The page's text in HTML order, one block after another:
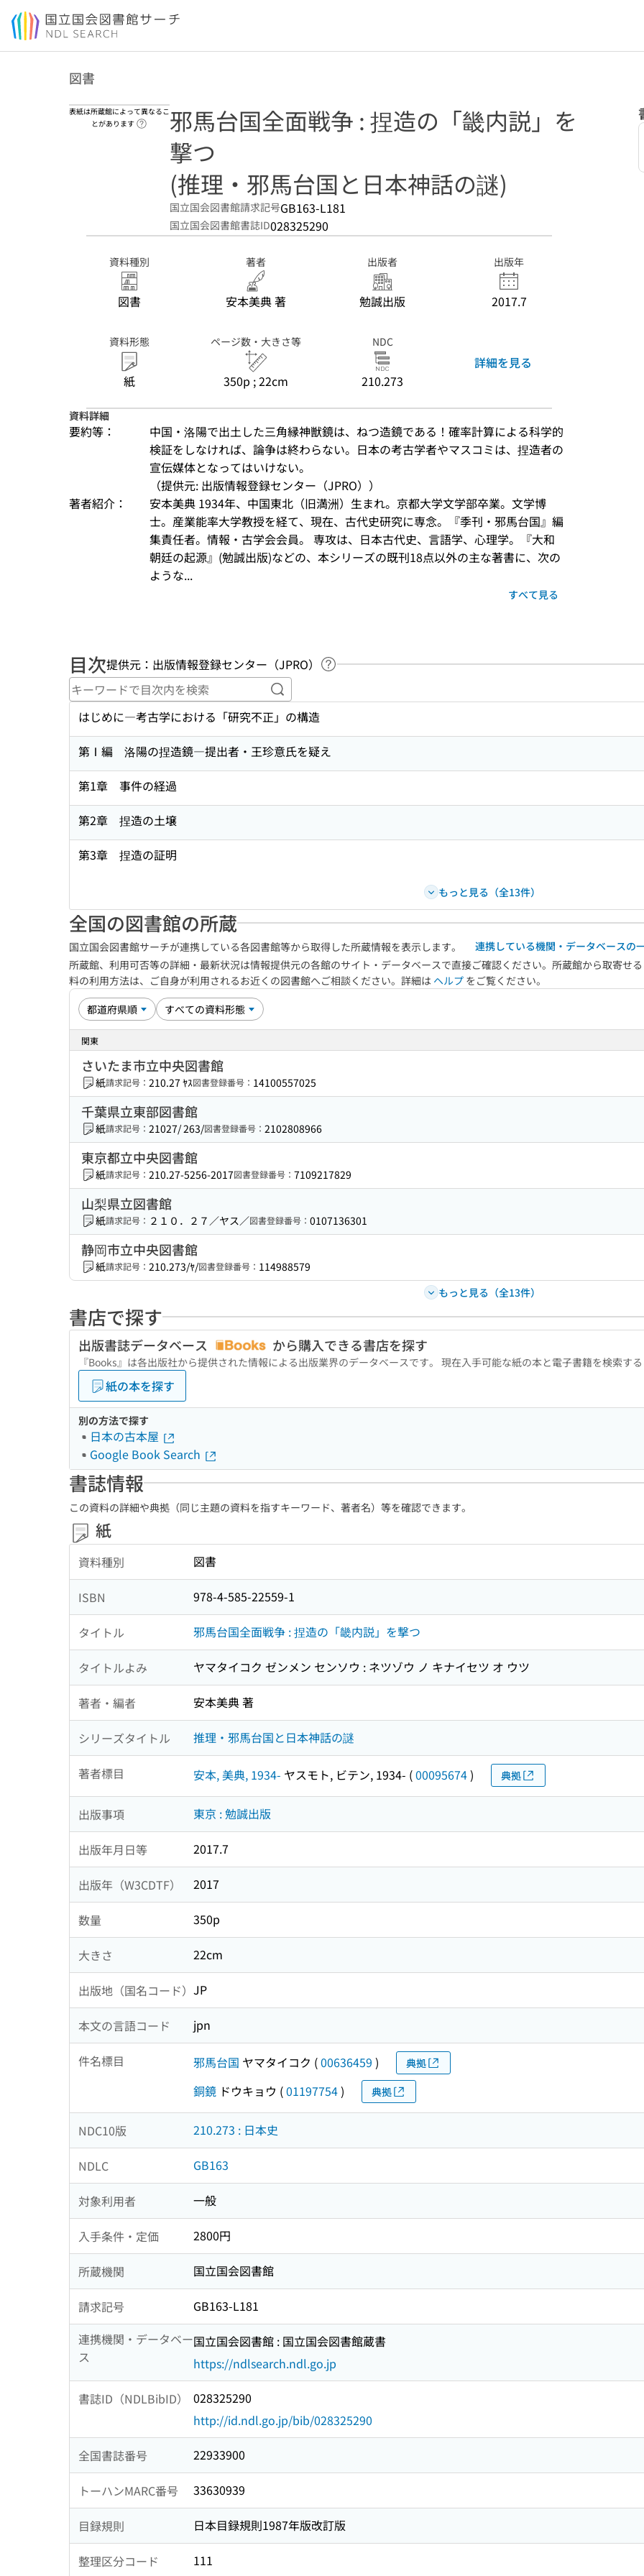
本文へ移動
図書
表紙は所蔵館によって異なるこ
とがあります
ヘルプページへのリンク
邪馬台国全面戦争 : 捏造の「畿内説」を
撃つ
(推理・邪馬台国と日本神話の謎)
国立国会図書館請求記号GB163-L181
国立国会図書館書誌ID028325290
資料種別
図書
著者
安本美典 著
出版者
勉誠出版
出版年
2017.7
資料形態
紙
ページ数・大きさ等
350p ; 22cm
NDC
210.273
詳細を見る
資料詳細
要約等：
中国・洛陽で出土した三角縁神獣鏡は、ねつ造鏡である！確率計算による科学的
検証をしなければ、論争は終わらない。日本の考古学者やマスコミは、捏造者の
宣伝媒体となってはいけない。
（提供元: 出版情報登録センター（JPRO））
著者紹介：
安本美典 1934年、中国東北（旧満洲）生まれ。京都大学文学部卒業。文学博
士。産業能率大学教授を経て、現在、古代史研究に専念。『季刊・邪馬台国』編
集責任者。情報・古学会会員。 専攻は、日本古代史、言語学、心理学。『大和
朝廷の起源』(勉誠出版)などの、本シリーズの既刊18点以外の主な著書に、次の
ような...
すべて見る
目次提供元：出版情報登録センター（JPRO）
ヘルプページへのリンク
キーワードで目次内を検索
はじめに―考古学における「研究不正」の構造
第Ⅰ編 洛陽の捏造鏡―提出者・王珍意氏を疑え
第1章 事件の経過
第2章 捏造の土壌
第3章 捏造の証明
もっと見る（全13件）
全国の図書館の所蔵
国立国会図書館サーチが連携している各図書館等から取得した所蔵情報を表示します。
連携している機関・データベースの
所蔵館、利用可否等の詳細・最新状況は情報提供元の各館のサイト・データベースで直接ご確認ください。所蔵館から取寄せ
料の利用方法は、ご自身が利用されるお近くの図書館へご相談ください。詳細は ヘルプ をご覧ください。
関東
さいたま市立中央図書館
紙請求記号： 210.27 ﾔｽ図書登録番号： 14100557025
千葉県立東部図書館
紙請求記号： 21027/ 263/図書登録番号： 2102808966
東京都立中央図書館
紙請求記号： 210.27-5256-2017図書登録番号： 7109217829
山梨県立図書館
紙請求記号： ２１０．２７／ヤス／図書登録番号： 0107136301
静岡市立中央図書館
紙請求記号： 210.273/ﾔ/図書登録番号： 114988579
もっと見る（全13件）
書店で探す
出版書誌データベース から購入できる書店を探す
『Books』は各出版社から提供された情報による出版業界のデータベースです。 現在入手可能な紙の本と電子書籍を検索する
紙の本を探す
別の方法で探す
日本の古本屋
Google Book Search
書誌情報
この資料の詳細や典拠（同じ主題の資料を指すキーワード、著者名）等を確認できます。
紙
資料種別 図書
ISBN 978-4-585-22559-1
タイトル 邪馬台国全面戦争 : 捏造の「畿内説」を撃つ
タイトルよみ ヤマタイコク ゼンメン センソウ : ネツゾウ ノ キナイセツ オ ウツ
著者・編者 安本美典 著
シリーズタイトル 推理・邪馬台国と日本神話の謎
著者標目 安本, 美典, 1934- ヤスモト, ビテン, 1934- (00095674) 典拠
出版事項 東京 : 勉誠出版
出版年月日等 2017.7
出版年（W3CDTF） 2017
数量 350p
大きさ 22cm
出版地（国名コード） JP
本文の言語コード jpn
件名標目 邪馬台国 ヤマタイコク (00636459 ) 典拠
銅鏡 ドウキョウ (01197754) 典拠
NDC10版 210.273 : 日本史
NDLC GB163
対象利用者 一般
入手条件・定価 2800円
所蔵機関 国立国会図書館
請求記号
GB163-L181
連携機関・データベー
ス
国立国会図書館 : 国立国会図書館蔵書
https://ndlsearch.ndl.go.jp
書誌ID（NDLBibID）
028325290
http://id.ndl.go.jp/bib/028325290
全国書誌番号 22933900
トーハンMARC番号 33630939
目録規則 日本目録規則1987年版改訂版
整理区分コード 111